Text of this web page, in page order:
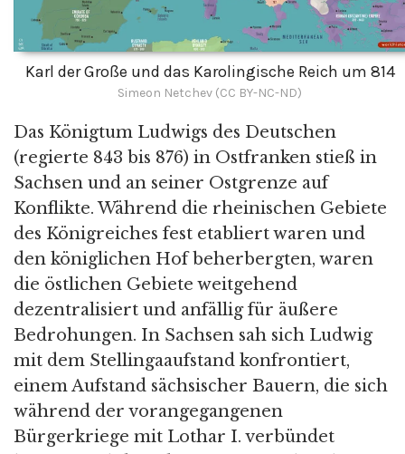
Karl der Große und das Karolingische Reich um 814
Simeon Netchev (CC BY-NC-ND)
Das Königtum Ludwigs des Deutschen
(regierte 843 bis 876) in Ostfranken stieß in
Sachsen und an seiner Ostgrenze auf
Konflikte. Während die rheinischen Gebiete
des Königreiches fest etabliert waren und
den königlichen Hof beherbergten, waren
die östlichen Gebiete weitgehend
dezentralisiert und anfällig für äußere
Bedrohungen. In Sachsen sah sich Ludwig
mit dem Stellingaaufstand konfrontiert,
einem Aufstand sächsischer Bauern, die sich
während der vorangegangenen
Bürgerkriege mit Lothar I. verbündet